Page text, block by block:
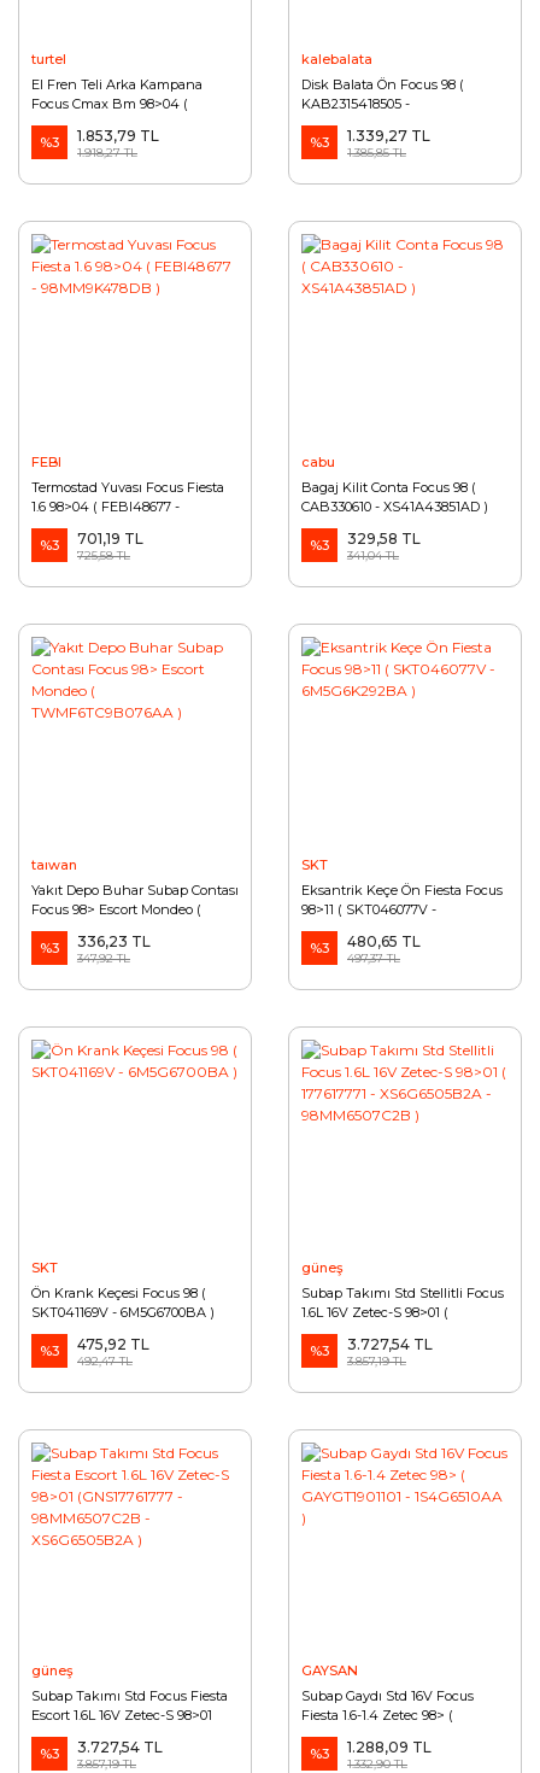
turtel
El Fren Teli Arka Kampana
Focus Cmax Bm 98>04 (
TRT5023222 - 3S412A603CB )
%3
1.853,79 TL
1.918,27 TL
kalebalata
Disk Balata Ön Focus 98 (
KAB2315418505 -
TAMT2K021FCS )
%3
1.339,27 TL
1.385,85 TL
FEBI
Termostad Yuvası Focus Fiesta
1.6 98>04 ( FEBI48677 -
98MM9K478DB )
%3
701,19 TL
725,58 TL
cabu
Bagaj Kilit Conta Focus 98 (
CAB330610 - XS41A43851AD )
%3 329,58 TL
341,04 TL
taıwan
Yakıt Depo Buhar Subap Contası
Focus 98> Escort Mondeo (
TWMF6TC9B076AA )
%3
336,23 TL
347,92 TL
SKT
Eksantrik Keçe Ön Fiesta Focus
98>11 ( SKT046077V -
6M5G6K292BA )
%3
480,65 TL
497,37 TL
SKT
Ön Krank Keçesi Focus 98 (
SKT041169V - 6M5G6700BA )
%3 475,92 TL
492,47 TL
güneş
Subap Takımı Std Stellitli Focus
1.6L 16V Zetec-S 98>01 (
177617771 - XS6G6505B2A -
98MM6507C2B )
%3 3.727,54 TL
3.857,19 TL
güneş
Subap Takımı Std Focus Fiesta
Escort 1.6L 16V Zetec-S 98>01
(GNS17761777 - 98MM6507C2B -
XS6G6505B2A )
%3 3.727,54 TL
3.857,19 TL
GAYSAN
Subap Gaydı Std 16V Focus
Fiesta 1.6-1.4 Zetec 98> (
GAYGT1901101 - 1S4G6510AA )
%3
1.288,09 TL
1.332,90 TL